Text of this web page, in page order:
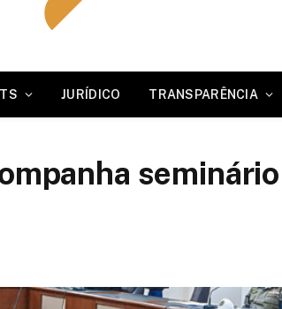
JURÍDICO TRANSPARÊNCIA